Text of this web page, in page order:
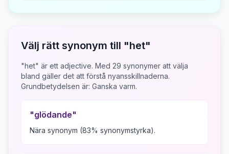
Välj rätt synonym till "het"
"het" är ett adjective. Med 29 synonymer att välja
bland gäller det att förstå nyansskillnaderna.
Grundbetydelsen är: Ganska varm.
"glödande"
Nära synonym (83% synonymstyrka).